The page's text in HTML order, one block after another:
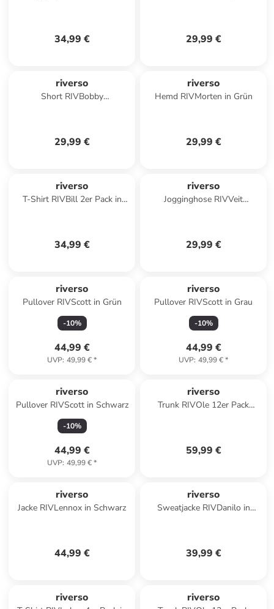
34,99 € 29,99 €
riverso
Short RIVBobby
29,99 €
riverso
Hemd RIVMorten in Grün
29,99 €
riverso
T-Shirt RIVBill 2er Pack in
34,99 €
riverso
Jogginghose RIVVeit
29,99 €
riverso
Pullover RIVScott in Grün
-10%
44,99 €
UVP: 49,99 €*
riverso
Pullover RIVScott in Grau
-10%
44,99 €
UVP: 49,99 €*
riverso
Pullover RIVScott in Schwarz
-10%
44,99 €
UVP: 49,99 €*
riverso
Trunk RIVOle 12er Pack
59,99 €
riverso
Jacke RIVLennox in Schwarz
44,99 €
riverso
Sweatjacke RIVDanilo in
39,99 €
riverso riverso